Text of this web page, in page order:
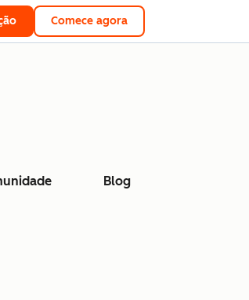
Comece agora
Blog